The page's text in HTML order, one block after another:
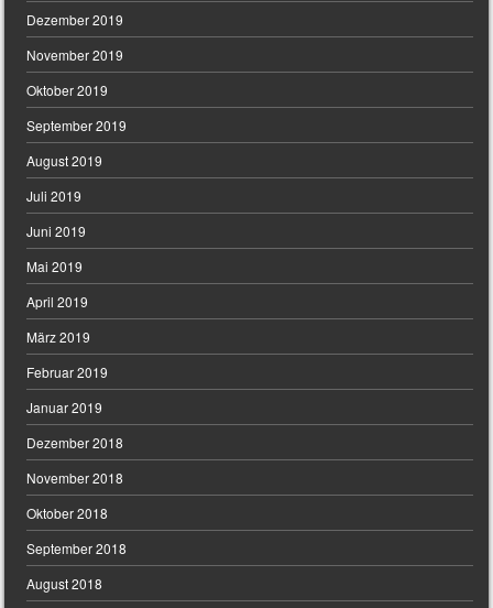
Dezember 2019
November 2019
Oktober 2019
September 2019
August 2019
Juli 2019
Juni 2019
Mai 2019
April 2019
März 2019
Februar 2019
Januar 2019
Dezember 2018
November 2018
Oktober 2018
September 2018
August 2018